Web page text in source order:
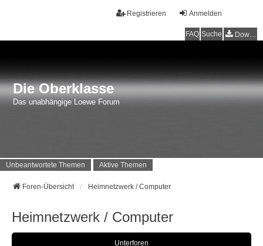
Anmelden
Registrieren
FAQ Suche Downloads
Die Oberklasse
Das unabhängige Loewe Forum
Unbeantwortete Themen Aktive Themen
Foren-Übersicht Heimnetzwerk / Computer
Heimnetzwerk / Computer
Unterforen